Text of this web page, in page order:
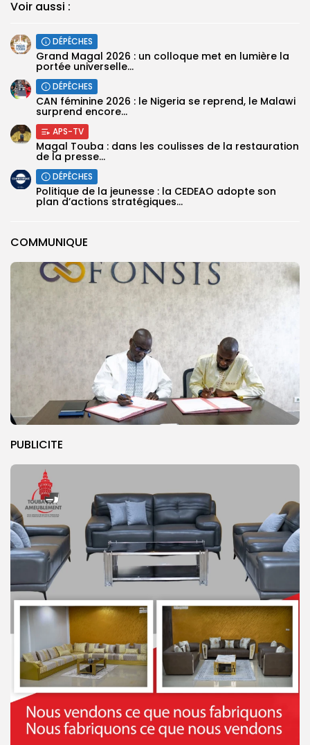
COMMUNIQUE
PUBLICITE
Voir aussi :
DÉPÊCHES
Grand Magal 2026 : un colloque met en lumière la
portée universelle...
DÉPÊCHES
‎CAN féminine 2026 : le Nigeria se reprend, le Malawi
surprend encore...
APS-TV
Magal Touba : dans les coulisses de la restauration
de la presse...
DÉPÊCHES
Politique de la jeunesse : la CEDEAO adopte son
plan d’actions stratégiques...